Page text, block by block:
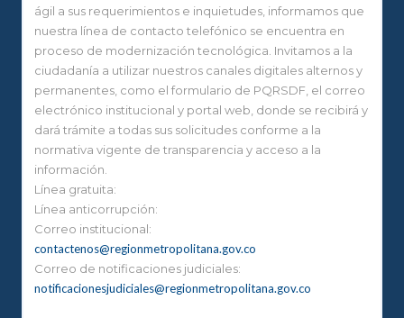
ágil a sus requerimientos e inquietudes, informamos que
nuestra línea de contacto telefónico se encuentra en
proceso de modernización tecnológica. Invitamos a la
ciudadanía a utilizar nuestros canales digitales alternos y
permanentes, como el formulario de PQRSDF, el correo
electrónico institucional y portal web, donde se recibirá y
dará trámite a todas sus solicitudes conforme a la
normativa vigente de transparencia y acceso a la
información.
Línea gratuita:
Línea anticorrupción:
Correo institucional:
contactenos@regionmetropolitana.gov.co
Correo de notificaciones judiciales:
notificacionesjudiciales@regionmetropolitana.gov.co